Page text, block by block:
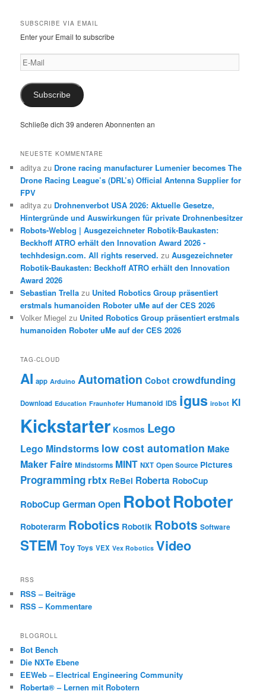
SUBSCRIBE VIA EMAIL
Enter your Email to subscribe
E-
Mail
Subscribe
Schließe dich 39 anderen Abonnenten an
NEUESTE KOMMENTARE
aditya zu Drone racing manufacturer Lumenier becomes The
Drone Racing League’s (DRL’s) Official Antenna Supplier for
FPV
aditya zu Drohnenverbot USA 2026: Aktuelle Gesetze,
Hintergründe und Auswirkungen für private Drohnenbesitzer
Robots-Weblog | Ausgezeichneter Robotik-Baukasten:
Beckhoff ATRO erhält den Innovation Award 2026 -
techhdesign.com. All rights reserved. zuAusgezeichneter
Robotik-Baukasten: Beckhoff ATRO erhält den Innovation
Award 2026
Sebastian Trella zu United Robotics Group präsentiert
erstmals humanoiden Roboter uMe auf der CES 2026
Volker Miegel zu United Robotics Group präsentiert erstmals
humanoiden Roboter uMe auf der CES 2026
TAG-CLOUD
AI app Arduino Automation Cobot crowdfunding
Download Education Fraunhofer Humanoid IDS igus irobot KI
Kickstarter Kosmos Lego
Lego Mindstorms low cost automation Make
Maker Faire Mindstorms MINT NXT Open Source Pictures
Programming rbtx ReBel Roberta RoboCup
RoboCup German Open RobotRoboter
Roboterarm Robotics Robotik Robots Software
STEM Toy Toys VEX Vex Robotics Video
RSS
RSS – Beiträge
RSS – Kommentare
BLOGROLL
Bot Bench
Die NXTe Ebene
EEWeb – Electrical Engineering Community
Roberta® – Lernen mit Robotern